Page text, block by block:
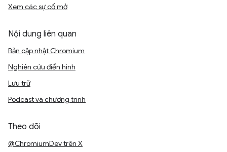
Xem các sự cố mở
Nội dung liên quan
Bản cập nhật Chromium
Nghiên cứu điển hình
Lưu trữ
Podcast và chương trình
Theo dõi
@ChromiumDev trên X